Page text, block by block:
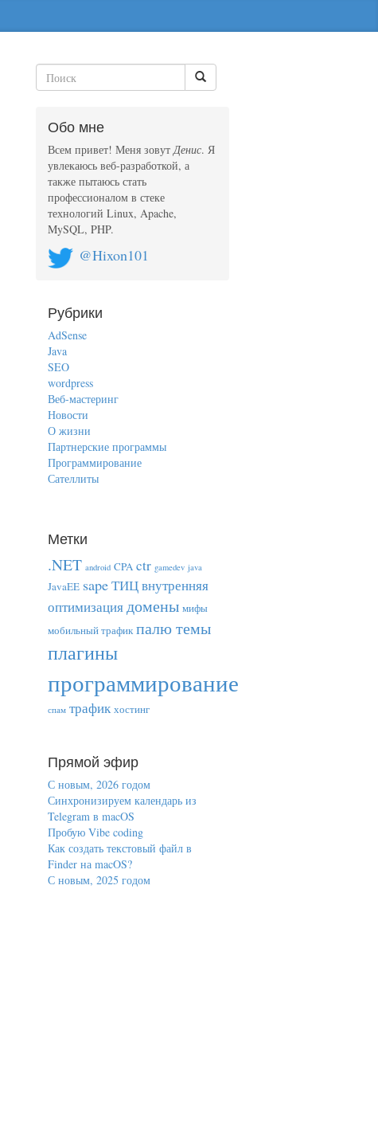
Обо мне
Всем привет! Меня зовутДенис. Я
увлекаюсь веб-разработкой, а
также пытаюсь стать
профессионалом в стеке
технологий Linux, Apache,
MySQL, PHP.
@Hixon101
Рубрики
AdSense
Java
SEO
wordpress
Веб-мастеринг
Новости
О жизни
Партнерские программы
Программирование
Сателлиты
Метки
.NET android CPA ctr gamedev java
JavaEE sapeТИЦвнутренняя
оптимизациядомены мифы
мобильный трафик палю темы
плагины
программирование
спам трафик хостинг
Прямой эфир
С новым, 2026 годом
Синхронизируем календарь из
Telegram в macOS
Пробую Vibe coding
Как создать текстовый файл в
Finder на macOS?
С новым, 2025 годом